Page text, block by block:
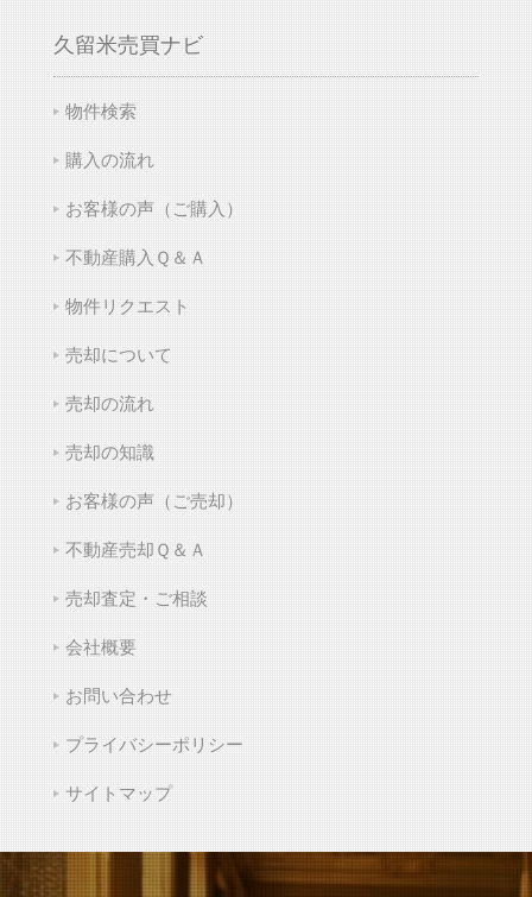
久留米売買ナビ
物件検索
購入の流れ
お客様の声（ご購入）
不動産購入Ｑ＆Ａ
物件リクエスト
売却について
売却の流れ
売却の知識
お客様の声（ご売却）
不動産売却Ｑ＆Ａ
売却査定・ご相談
会社概要
お問い合わせ
プライバシーポリシー
サイトマップ